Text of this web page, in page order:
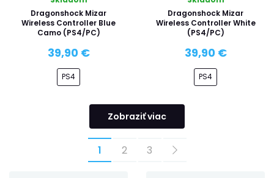
Dragonshock Mizar
Wireless Controller Blue
Camo (PS4/PC)
39,90 €
PS4
Dragonshock Mizar
Wireless Controller White
(PS4/PC)
39,90 €
PS4
Zobraziť viac
1 2 3